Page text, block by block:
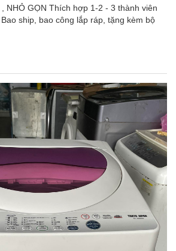
NHỎ GỌN Thích hợp 1-2 - 3 thành viên
ship, bao công lắp ráp, tặng kèm bộ